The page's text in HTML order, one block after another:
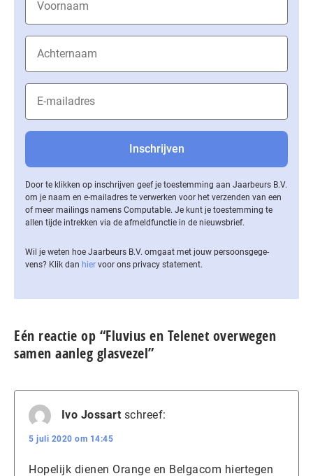
Door te klikken op inschrijven geef je toestemming aan Jaarbeurs B.V.
om je naam en e-mailadres te verwerken voor het verzenden van een
of meer mailings namens Computable. Je kunt je toestemming te
allen tijde intrekken via de af­meld­func­tie in de nieuwsbrief.
Wil je weten hoe Jaarbeurs B.V. omgaat met jouw per­soons­ge­ge­
vens? Klik dan hier voor ons privacy statement.
Eén reactie op “Fluvius en Telenet overwegen
samen aanleg glasvezel”
Ivo Jossart schreef:
5 juli 2020 om 14:45
Hopelijk dienen Orange en Belgacom hiertegen